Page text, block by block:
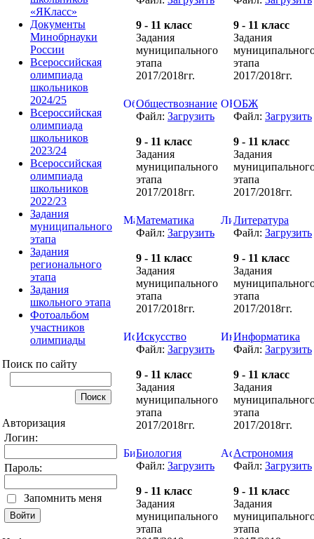
«ЯКласс»
Документы
Минобрнауки
России
Всероссийская
олимпиада
школьников
2024/25
Всероссийская
олимпиада
школьников
2023/24
Всероссийская
олимпиада
школьников
2022/23
Задания
муниципального
этапа
Задания
регионального
этапа
Задания
школьного этапа
Фотоальбом
участников
олимпиады
Поиск по сайту
Авторизация
Логин:
Пароль:
Запомнить меня
9 - 11 класс
Задания
муниципального
этапа
2017/2018гг.
9 - 11 класс
Задания
этапа
2017/2018гг.
Обществознание
Файл: Загрузить
9 - 11 класс
Задания
муниципального
этапа
2017/2018гг.
ОБЖ
Файл: Загрузить
9 - 11 класс
Задания
этапа
2017/2018гг.
Математика
Файл: Загрузить
9 - 11 класс
Задания
муниципального
этапа
2017/2018гг.
Литература
Файл: Загрузить
9 - 11 класс
Задания
этапа
2017/2018гг.
Искусство
Файл: Загрузить
9 - 11 класс
Задания
муниципального
этапа
2017/2018гг.
Информатика
Файл: Загрузить
9 - 11 класс
Задания
этапа
2017/2018гг.
Биология
Файл: Загрузить
9 - 11 класс
Задания
муниципального
этапа
Астрономия
Файл: Загрузить
9 - 11 класс
Задания
этапа